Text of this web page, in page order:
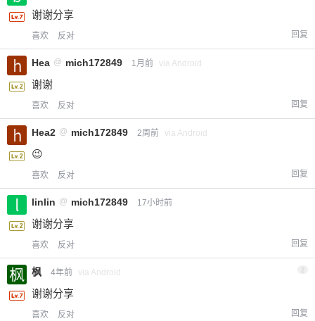
谢谢分享
喜欢 反对 回复
Hea @ mich172849 1月前 via Android
谢谢
喜欢 反对 回复
Hea2 @ mich172849 2周前 via Android
😉
喜欢 反对 回复
linlin @ mich172849 17小时前
谢谢分享
喜欢 反对 回复
枫 4年前 via Android 2
谢谢分享
喜欢 反对 回复